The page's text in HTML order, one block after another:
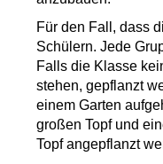
Für den Fall, dass
Schülern. Jede
Falls die Klasse
stehen, gepflanzt
einem Garten
großen Topf und
Topf angepflanzt